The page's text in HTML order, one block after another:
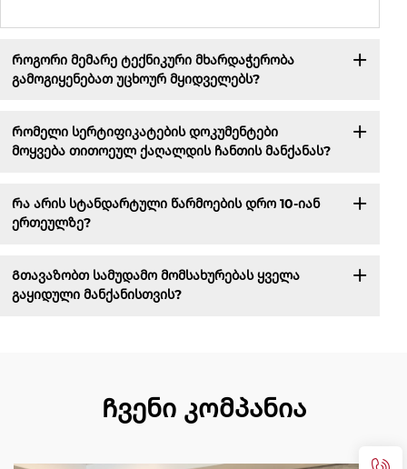
Როგორი მემარე ტექნიკური მხარდაჭერობა
გამოგიყენებათ უცხოურ მყიდველებს?
Რომელი სერტიფიკატების დოკუმენტები
მოყვება თითოეულ ქაღალდის ჩანთის მანქანას?
Რა არის სტანდარტული წარმოების დრო 10-იან
ერთეულზე?
Გთავაზობთ სამუდამო მომსახურებას ყველა
გაყიდული მანქანისთვის?
Ჩვენი კომპანია